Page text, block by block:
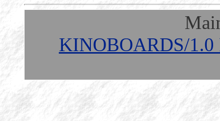
KINOBOARDS/1.0